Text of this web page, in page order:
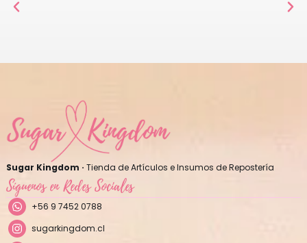
Sugar Kingdom · Tienda de Artículos e Insumos de Repostería
Síguenos en Redes Sociales
+56 9 7452 0788
sugarkingdom.cl